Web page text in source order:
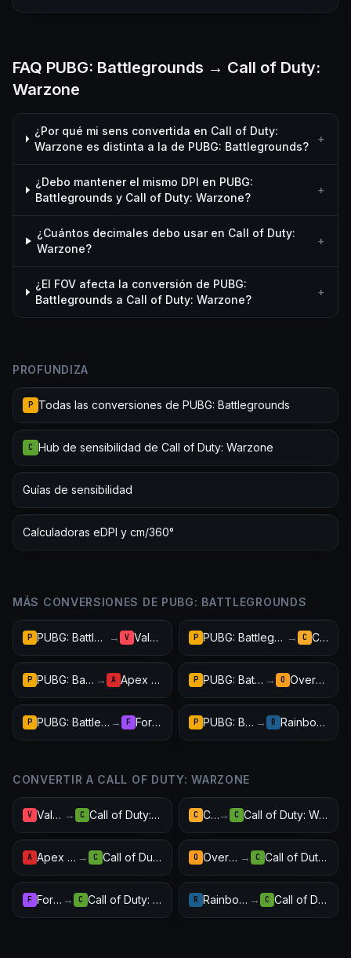
FAQ PUBG: Battlegrounds → Call of Duty:
Warzone
¿Por qué mi sens convertida en Call of Duty:
Warzone es distinta a la de PUBG: Battlegrounds?
+
¿Debo mantener el mismo DPI en PUBG:
Battlegrounds y Call of Duty: Warzone?
+
¿Cuántos decimales debo usar en Call of Duty:
Warzone?
+
¿El FOV afecta la conversión de PUBG:
Battlegrounds a Call of Duty: Warzone?
+
PROFUNDIZA
P Todas las conversiones de PUBG: Battlegrounds
C Hub de sensibilidad de Call of Duty: Warzone
Guías de sensibilidad
Calculadoras eDPI y cm/360°
MÁS CONVERSIONES DE PUBG: BATTLEGROUNDS
P PUBG: Battlegrounds → V Valorant P PUBG: Battlegrounds → C CS2
P PUBG: Battlegrounds → A Apex Legends P PUBG: Battlegrounds → O Overwatch 2
P PUBG: Battlegrounds → F Fortnite P PUBG: Battlegrounds → R Rainbow Six Siege
CONVERTIR A CALL OF DUTY: WARZONE
V Valorant → C Call of Duty: Warzone C CS2→ C Call of Duty: Warzone
A Apex Legends → C Call of Duty: Warzone O Overwatch 2 → C Call of Duty: Warzone
F Fortnite → C Call of Duty: Warzone R Rainbow Six Siege → C Call of Duty: Warzone